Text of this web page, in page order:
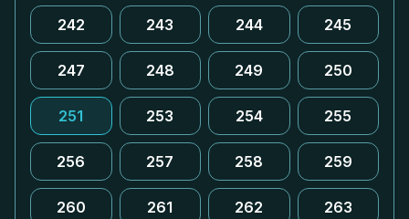
242 243 244 245
247 248 249 250
251 253 254 255
256 257 258 259
260 261 262 263